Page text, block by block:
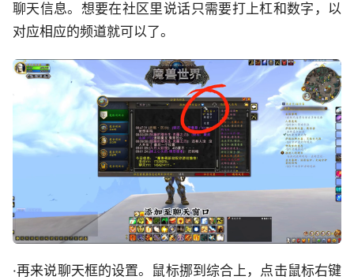
聊天信息。想要在社区里说话只需要打上杠和数字，以
对应相应的频道就可以了。
·再来说聊天框的设置。鼠标挪到综合上，点击鼠标右键